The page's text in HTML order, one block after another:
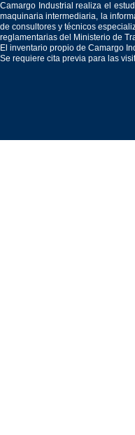
Camargo Industrial realiza el
maquinaria intermediaria, la
de consultores y técnicos
reglamentarias del Ministerio de
El inventario propio de Camargo
Se requiere cita previa para las